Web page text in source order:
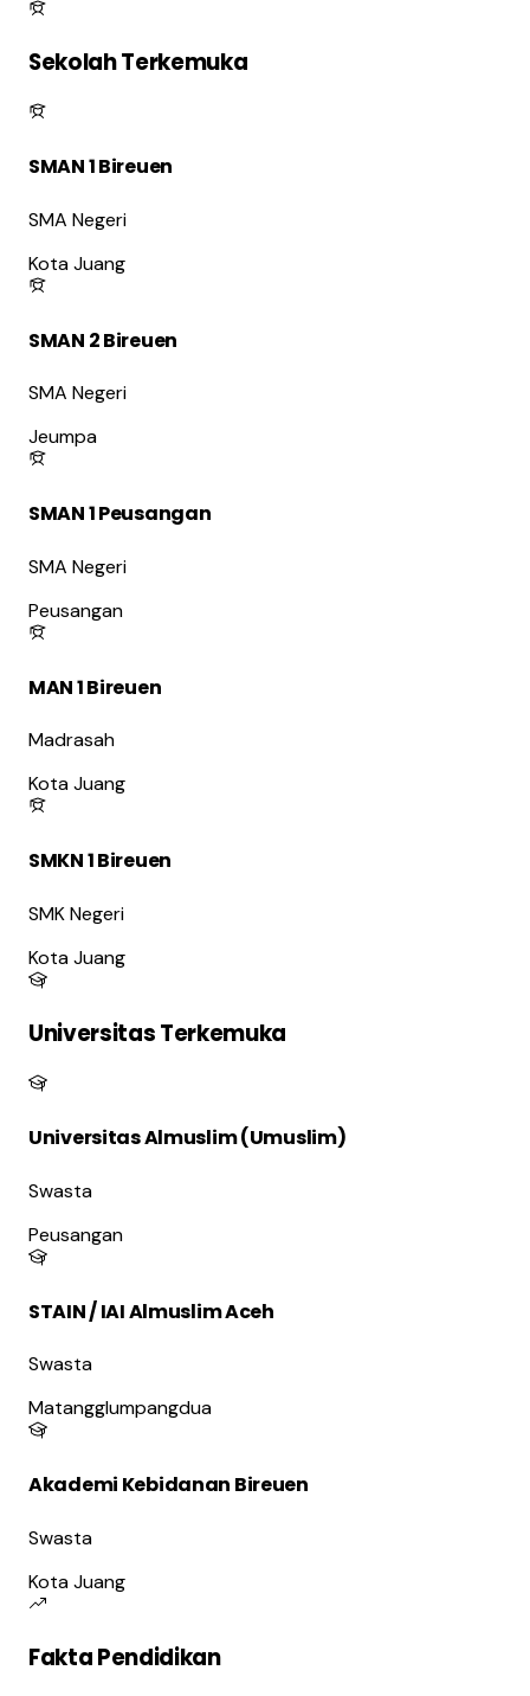
Sekolah Terkemuka
SMAN 1 Bireuen
SMA Negeri
Kota Juang
SMAN 2 Bireuen
SMA Negeri
Jeumpa
SMAN 1 Peusangan
SMA Negeri
Peusangan
MAN 1 Bireuen
Madrasah
Kota Juang
SMKN 1 Bireuen
SMK Negeri
Kota Juang
Universitas Terkemuka
Universitas Almuslim (Umuslim)
Swasta
Peusangan
STAIN / IAI Almuslim Aceh
Swasta
Matangglumpangdua
Akademi Kebidanan Bireuen
Swasta
Kota Juang
Fakta Pendidikan